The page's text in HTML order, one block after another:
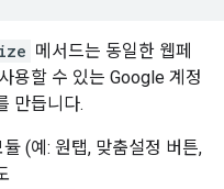
메서드는 동일한 웹페
용할 수 있는 Google 계정
만듭니다.
(예: 원탭, 맞춤설정 버튼,